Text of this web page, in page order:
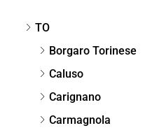
TO
Borgaro Torinese
Caluso
Carignano
Carmagnola